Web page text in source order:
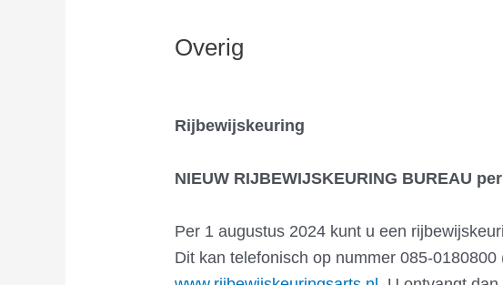
Overig
Rijbewijskeuring
NIEUW RIJBEWIJSKEURING BUREAU
Per 1 augustus 2024 kunt u een
Dit kan telefonisch op nummer 085-